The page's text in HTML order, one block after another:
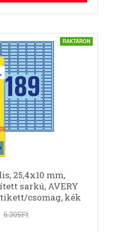
RAKTÁRON
25,4x10 mm,
sarkú, AVERY
csomag, kék
6.305Ft